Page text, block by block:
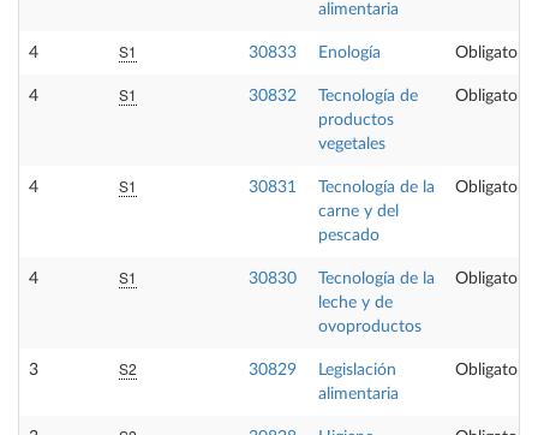
alimentaria
4 S1 30833 Enología Obligatoria
4 S1 30832
Tecnología de
productos
vegetales
Obligatoria
4 S1 30831
Tecnología de la
carne y del
pescado
Obligatoria
4 S1 30830
Tecnología de la
leche y de
ovoproductos
Obligatoria
3 S2 30829
Legislación
alimentaria
Obligatoria